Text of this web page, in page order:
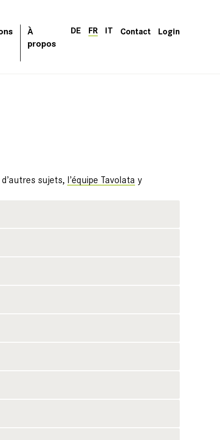
À
propos
DE FR IT Contact Login
sujets, l’équipe Tavolata y